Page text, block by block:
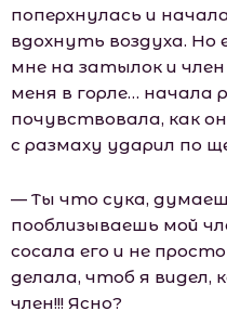
поперхнулась и
вдохнуть воздуха. Но
мне на затылок и
меня в горле…
почувствовала, как
с размаху ударил по
— Ты что сука,
пооблизываешь мой
сосала его и не
делала, чтоб я видел,
член!!! Ясно?